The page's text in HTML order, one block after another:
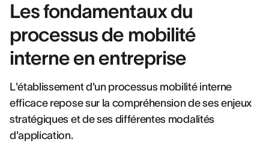
Les fondamentaux du
processus de mobilité
interne en entreprise
L'établissement d'un processus mobilité interne
efficace repose sur la compréhension de ses enjeux
stratégiques et de ses différentes modalités
d'application.